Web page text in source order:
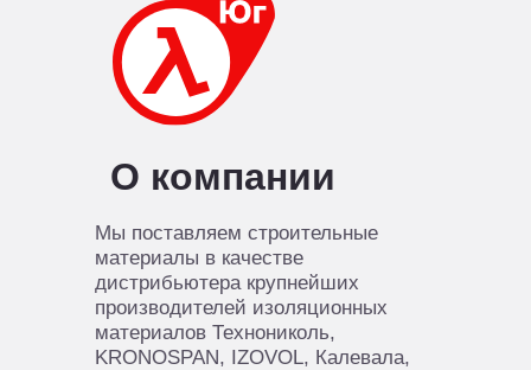
О компании
Мы поставляем строительные
материалы в качестве
дистрибьютера крупнейших
производителей изоляционных
материалов Технониколь,
KRONOSPAN, IZOVOL, Калевала,